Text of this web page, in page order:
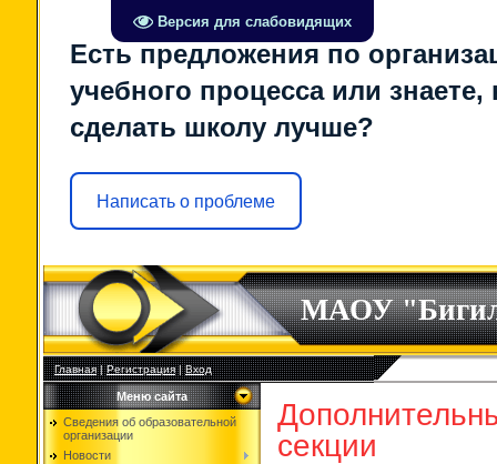
Версия для слабовидящих
Есть предложения по
учебного процесса или знаете,
сделать школу лучше?
Написать о проблеме
МАОУ
Главная|Регистрация|Вход
Меню сайта
Сведения об образовательной
организации
Новости
секции